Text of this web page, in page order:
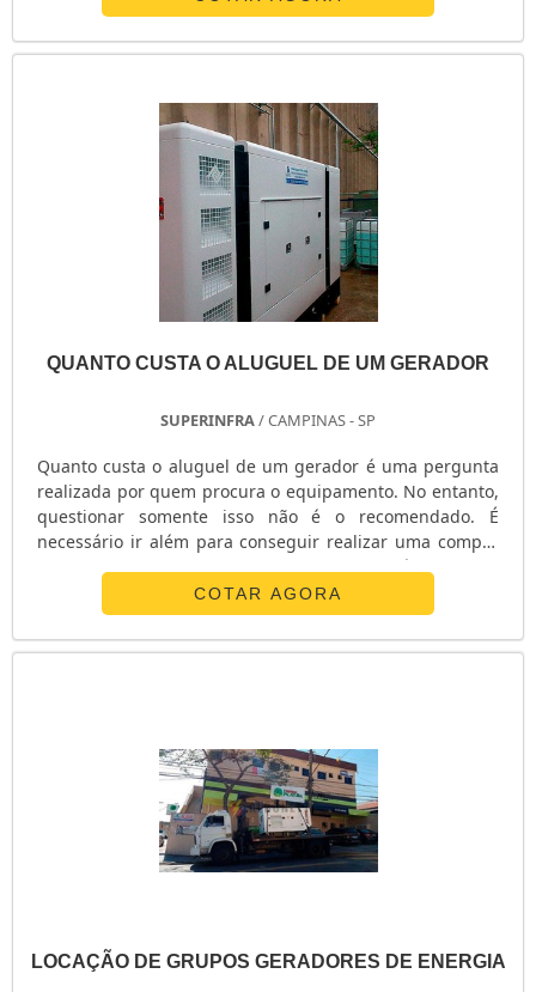
QUANTO CUSTA O ALUGUEL DE UM GERADOR
SUPERINFRA/ CAMPINAS - SP
Quanto custa o aluguel de um gerador é uma pergunta
realizada por quem procura o equipamento. No entanto,
questionar somente isso não é o recomendado. É
necessário ir além para conseguir realizar uma compra
assertiva, ou seja, que tenha um preço acessível, seja de
qualidade, seguro e tenha uma longa vida útil. Todas
essas questões são importantes, pois refletem na
resposta sobre quanto custa o aluguel do equipamento.
COTAR AGORA
LOCAÇÃO DE GRUPOS GERADORES DE ENERGIA